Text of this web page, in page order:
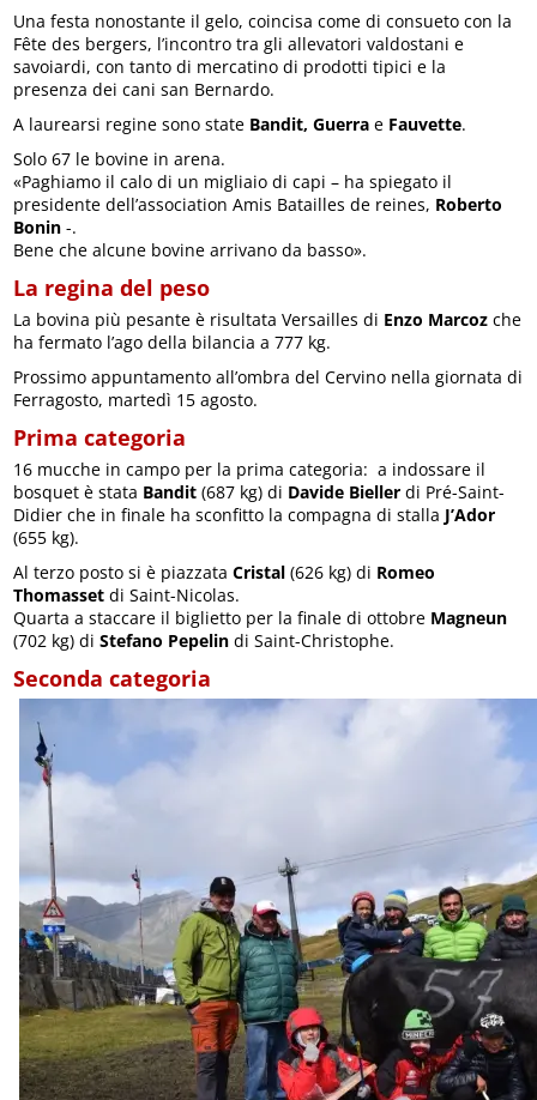
Una festa nonostante il gelo, coincisa come di consueto con la
Fête des bergers, l’incontro tra gli allevatori valdostani e
savoiardi, con tanto di mercatino di prodotti tipici e la
presenza dei cani san Bernardo.
A laurearsi regine sono state Bandit, Guerra e Fauvette.
Solo 67 le bovine in arena.
«Paghiamo il calo di un migliaio di capi – ha spiegato il
presidente dell’association Amis Batailles de reines, Roberto
Bonin -.
Bene che alcune bovine arrivano da basso».
La regina del peso
La bovina più pesante è risultata Versailles di Enzo Marcoz che
ha fermato l’ago della bilancia a 777 kg.
Prossimo appuntamento all’ombra del Cervino nella giornata di
Ferragosto, martedì 15 agosto.
Prima categoria
16 mucche in campo per la prima categoria: a indossare il
bosquet è stata Bandit (687 kg) di Davide Biellerdi Pré-Saint-
Didier che in finale ha sconfitto la compagna di stalla J’Ador
(655 kg).
Al terzo posto si è piazzataCristal (626 kg) di Romeo
Thomassetdi Saint-Nicolas.
Quarta a staccare il biglietto per la finale di ottobre Magneun
(702 kg) diStefano Pepelindi Saint-Christophe.
Seconda categoria